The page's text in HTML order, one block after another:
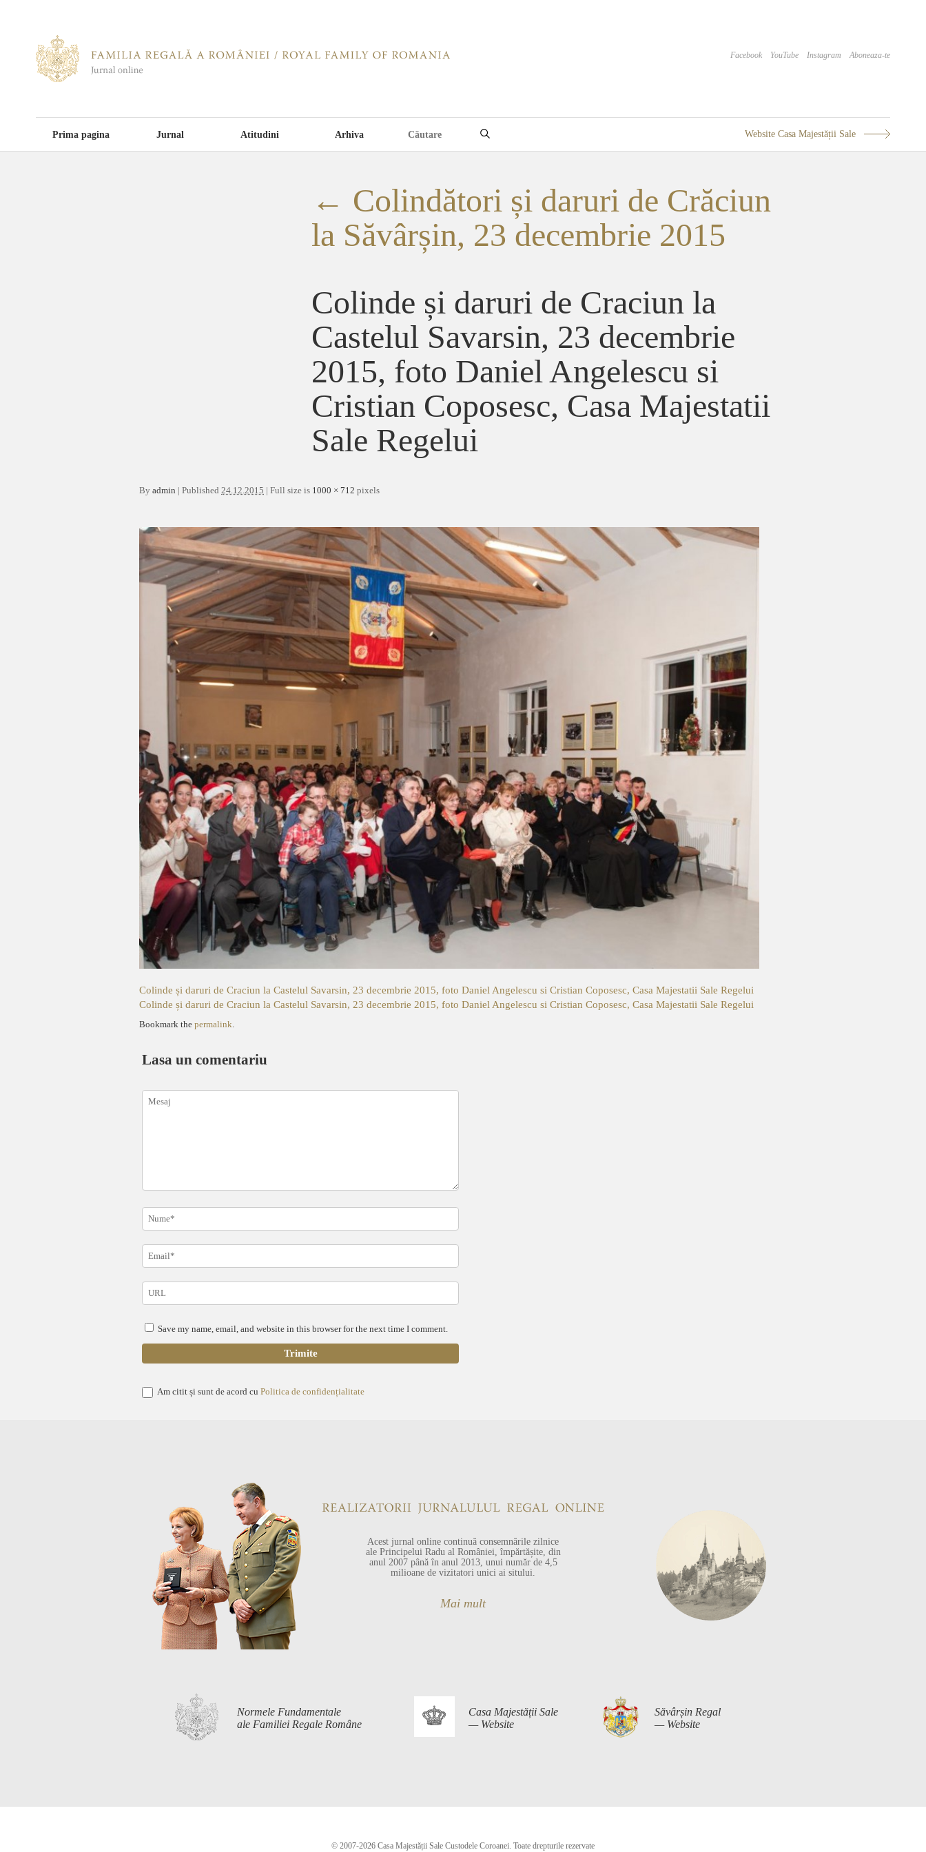
Facebook YouTube Instagram Aboneaza-te
Prima pagina Jurnal Atitudini Arhiva Website Casa Majestății Sale
← Colindători și daruri de Crăciun
la Săvârșin, 23 decembrie 2015
Colinde și daruri de Craciun la
Castelul Savarsin, 23 decembrie
2015, foto Daniel Angelescu si
Cristian Coposesc, Casa Majestatii
Sale Regelui
By admin | Published 24.12.2015 | Full size is 1000 × 712 pixels
Colinde și daruri de Craciun la Castelul Savarsin, 23 decembrie 2015, foto Daniel Angelescu si Cristian Coposesc, Casa Majestatii Sale Regelui
Colinde și daruri de Craciun la Castelul Savarsin, 23 decembrie 2015, foto Daniel Angelescu si Cristian Coposesc, Casa Majestatii Sale Regelui
Bookmark the permalink
Lasa un comentariu
Save my name, email, and website in this browser for the next time I comment.
Am citit și sunt de acord cu Politica de confidențialitate
Acest jurnal online continuă consemnările zilnice
ale Principelui Radu al României, împărtășite, din
anul 2007 până în anul 2013, unui număr de 4,5
milioane de vizitatori unici ai sitului.
Mai mult
Normele Fundamentale
ale Familiei Regale Române
Casa Majestății Sale
— Website
Săvârșin Regal
— Website
© 2007-2026 Casa Majestății Sale Custodele Coroanei. Toate drepturile rezervate